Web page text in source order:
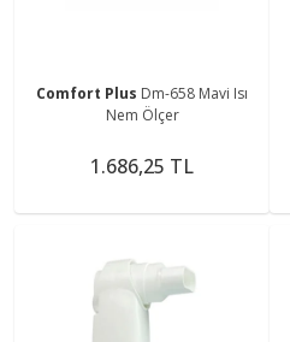
Comfort Plus Dm-658 Mavi Isı
Nem Ölçer
1.686,25 TL